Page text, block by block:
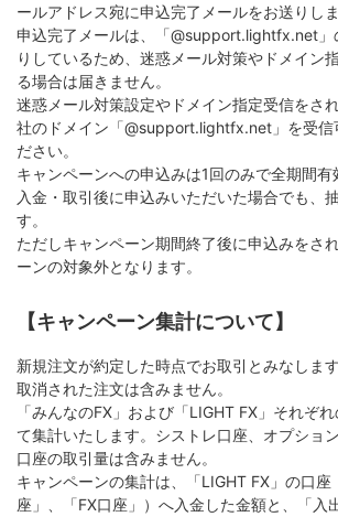
ールアドレス宛に申込完了メールをお送りしま
申込完了メールは、「@support.lightfx.net」
りしているため、迷惑メール対策やドメイン
る場合は届きません。
迷惑メール対策設定やドメイン指定受信をさ
社のドメイン「@support.lightfx.net」を受信
ださい。
キャンペーンへの申込みは1回のみで全期間有
入金・取引後に申込みいただいた場合でも、
す。
ただしキャンペーン期間終了後に申込みをさ
ーンの対象外となります。
【キャンペーン集計について】
新規注文が約定した時点でお取引とみなしま
取消された注文は含みません。
「みんなのFX」および「LIGHT FX」それぞ
て集計いたします。シストレ口座、オプショ
口座の取引量は含みません。
キャンペーンの集計は、「LIGHT FX」の口座
座」、「FX口座」）へ入金した金額と、「入